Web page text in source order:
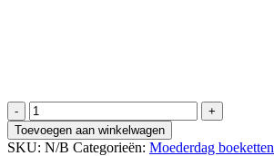
Pink
Passion
aantal
Toevoegen aan winkelwagen
SKU: N/B Categorieën: Moederdag boeketten